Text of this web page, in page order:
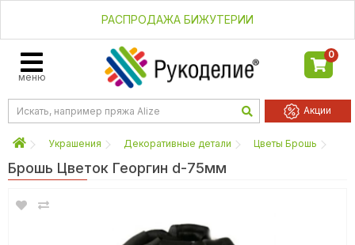
РАСПРОДАЖА БИЖУТЕРИИ
меню
0
Акции
Украшения Декоративные детали Цветы Брошь
Брошь Цветок Георгин d-75мм